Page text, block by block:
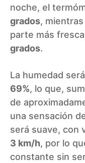
noche, el
grados,
parte más
grados.
La humedad
69%, lo que,
de
una sensación
será suave, con
3 km/h, por lo
constante sin